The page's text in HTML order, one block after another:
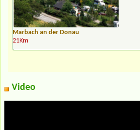
Marbach an der Donau
21Km
Video